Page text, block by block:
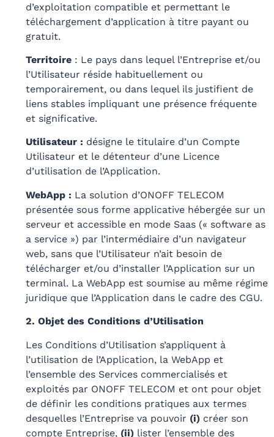
d’exploitation compatible et permettant le
téléchargement d’application à titre payant ou
gratuit.
Territoire : Le pays dans lequel l’Entreprise et/ou
l’Utilisateur réside habituellement ou
temporairement, ou dans lequel ils justifient de
liens stables impliquant une présence fréquente
et significative.
Utilisateur : désigne le titulaire d’un Compte
Utilisateur et le détenteur d’une Licence
d’utilisation de l’Application.
WebApp : La solution d’ONOFF TELECOM
présentée sous forme applicative hébergée sur un
serveur et accessible en mode Saas (« software as
a service ») par l’intermédiaire d’un navigateur
web, sans que l’Utilisateur n’ait besoin de
télécharger et/ou d’installer l’Application sur un
terminal. La WebApp est soumise au même régime
juridique que l’Application dans le cadre des CGU.
2. Objet des Conditions d’Utilisation
Les Conditions d’Utilisation s’appliquent à
l’utilisation de l’Application, la WebApp et
l’ensemble des Services commercialisés et
exploités par ONOFF TELECOM et ont pour objet
de définir les conditions pratiques aux termes
desquelles l’Entreprise va pouvoir (i) créer son
compte Entreprise, (ii) lister l’ensemble des